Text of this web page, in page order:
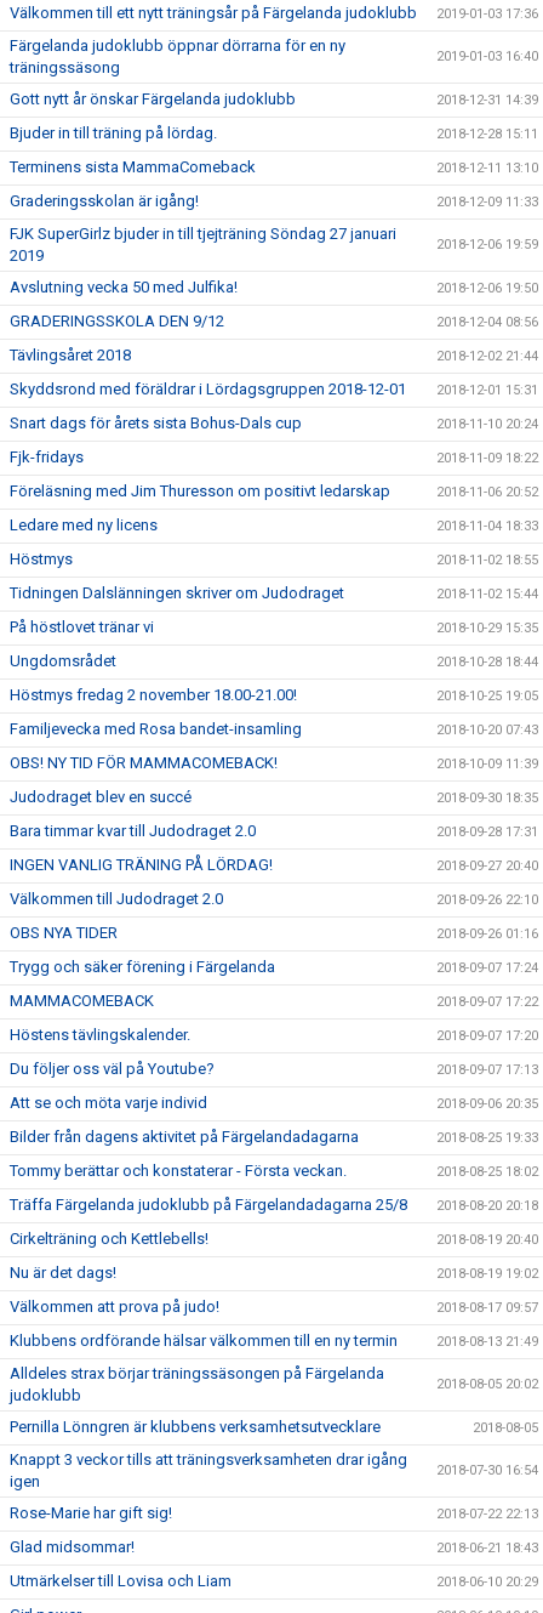
Välkommen till ett nytt träningsår på Färgelanda judoklubb 2019-01-03 17:36
Färgelanda judoklubb öppnar dörrarna för en ny
träningssäsong
2019-01-03 16:40
Gott nytt år önskar Färgelanda judoklubb 2018-12-31 14:39
Bjuder in till träning på lördag. 2018-12-28 15:11
Terminens sista MammaComeback 2018-12-11 13:10
Graderingsskolan är igång! 2018-12-09 11:33
FJK SuperGirlz bjuder in till tjejträning Söndag 27 januari
2019
2018-12-06 19:59
Avslutning vecka 50 med Julfika! 2018-12-06 19:50
GRADERINGSSKOLA DEN 9/12 2018-12-04 08:56
Tävlingsåret 2018 2018-12-02 21:44
Skyddsrond med föräldrar i Lördagsgruppen 2018-12-01 2018-12-01 15:31
Snart dags för årets sista Bohus-Dals cup 2018-11-10 20:24
Fjk-fridays 2018-11-09 18:22
Föreläsning med Jim Thuresson om positivt ledarskap 2018-11-06 20:52
Ledare med ny licens 2018-11-04 18:33
Höstmys 2018-11-02 18:55
Tidningen Dalslänningen skriver om Judodraget 2018-11-02 15:44
På höstlovet tränar vi 2018-10-29 15:35
Ungdomsrådet 2018-10-28 18:44
Höstmys fredag 2 november 18.00-21.00! 2018-10-25 19:05
Familjevecka med Rosa bandet-insamling 2018-10-20 07:43
OBS! NY TID FÖR MAMMACOMEBACK! 2018-10-09 11:39
Judodraget blev en succé 2018-09-30 18:35
Bara timmar kvar till Judodraget 2.0 2018-09-28 17:31
INGEN VANLIG TRÄNING PÅ LÖRDAG! 2018-09-27 20:40
Välkommen till Judodraget 2.0 2018-09-26 22:10
OBS NYA TIDER 2018-09-26 01:16
Trygg och säker förening i Färgelanda 2018-09-07 17:24
MAMMACOMEBACK 2018-09-07 17:22
Höstens tävlingskalender. 2018-09-07 17:20
Du följer oss väl på Youtube? 2018-09-07 17:13
Att se och möta varje individ 2018-09-06 20:35
Bilder från dagens aktivitet på Färgelandadagarna 2018-08-25 19:33
Tommy berättar och konstaterar - Första veckan. 2018-08-25 18:02
Träffa Färgelanda judoklubb på Färgelandadagarna 25/8 2018-08-20 20:18
Cirkelträning och Kettlebells! 2018-08-19 20:40
Nu är det dags! 2018-08-19 19:02
Välkommen att prova på judo! 2018-08-17 09:57
Klubbens ordförande hälsar välkommen till en ny termin 2018-08-13 21:49
Alldeles strax börjar träningssäsongen på Färgelanda
judoklubb
2018-08-05 20:02
Pernilla Lönngren är klubbens verksamhetsutvecklare 2018-08-05
Knappt 3 veckor tills att träningsverksamheten drar igång
igen
2018-07-30 16:54
Rose-Marie har gift sig! 2018-07-22 22:13
Glad midsommar! 2018-06-21 18:43
Utmärkelser till Lovisa och Liam 2018-06-10 20:29